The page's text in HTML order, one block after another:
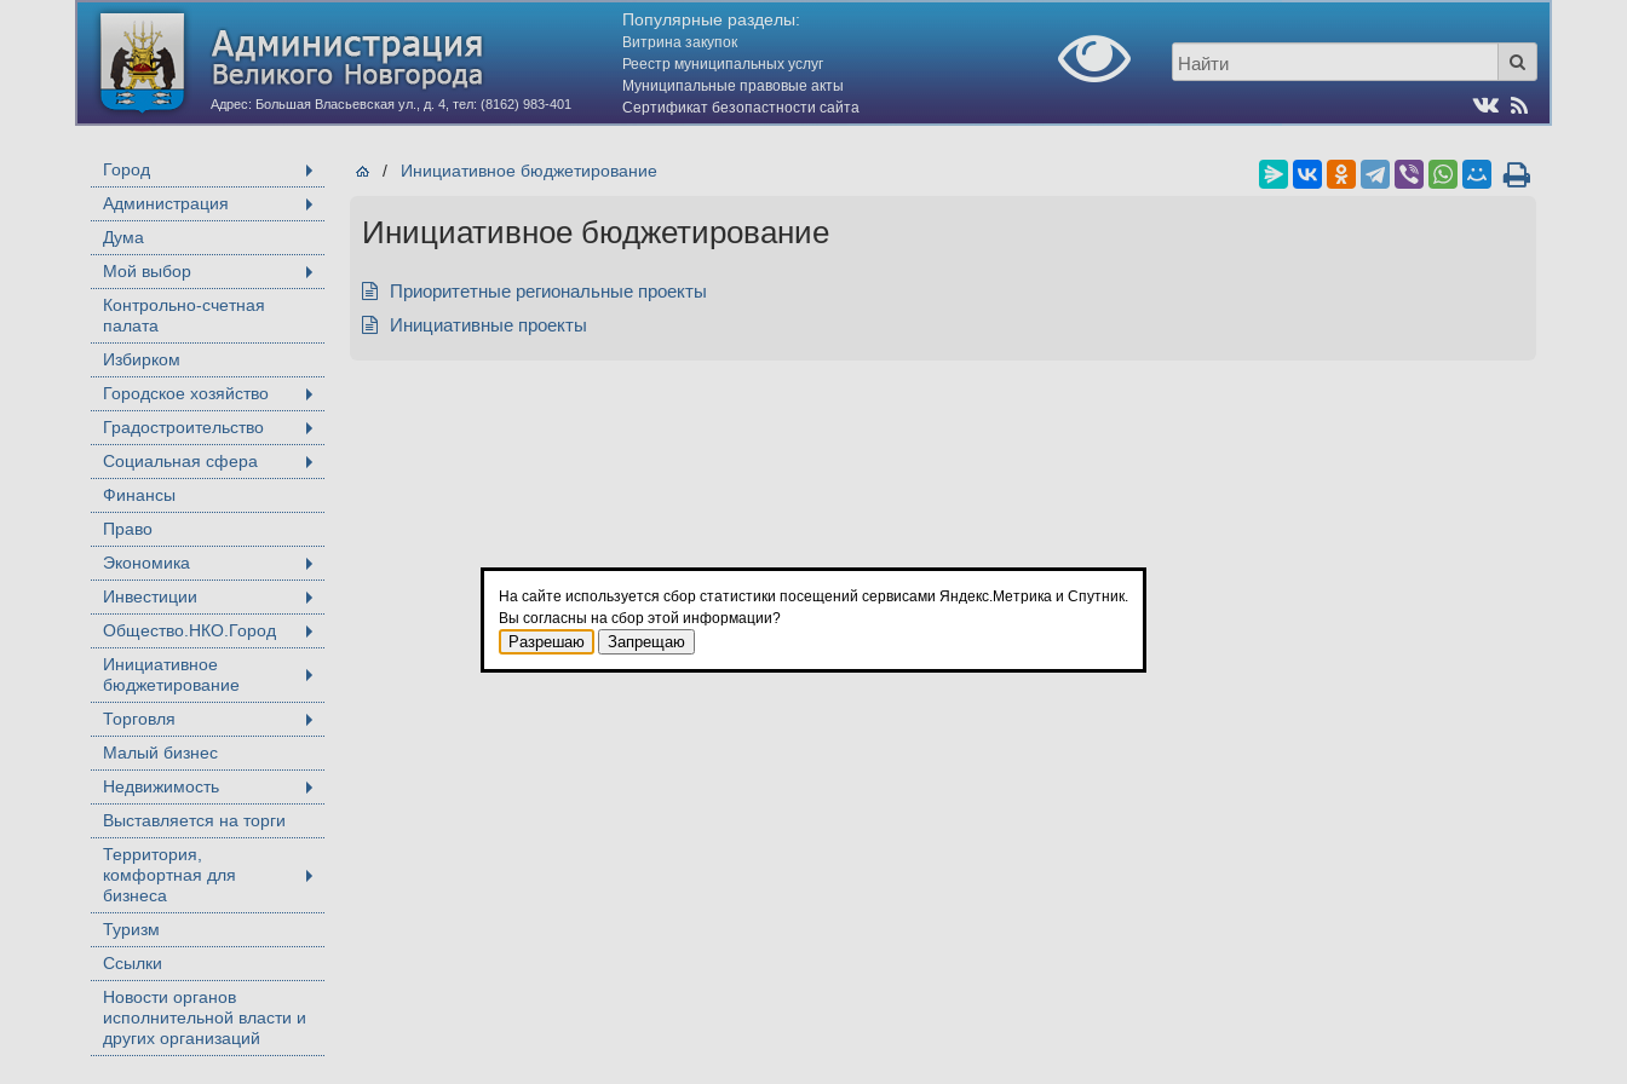
Адрес: Большая Власьевская ул., д. 4, тел: (8162) 983-401
Популярные разделы:
Витрина закупок
Реестр муниципальных услуг
Муниципальные правовые акты
Сертификат безопастности сайта
(HTTPS)
Город
Администрация
Дума
Мой выбор
Контрольно-счетная
палата
Избирком
Городское хозяйство
Градостроительство
Социальная сфера
Финансы
Право
Экономика
Инвестиции
Общество.НКО.Город
Инициативное
бюджетирование
Торговля
Малый бизнес
Недвижимость
Выставляется на торги
Территория,
комфортная для
бизнеса
Туризм
Ссылки
Новости органов
исполнительной власти и
других организаций
/ Инициативное бюджетирование
Инициативное бюджетирование
Приоритетные региональные проекты
Инициативные проекты
На сайте используется сбор статистики посещений сервисами Яндекс.Метрика и Спутник.
Вы согласны на сбор этой информации?
Разрешаю Запрещаю